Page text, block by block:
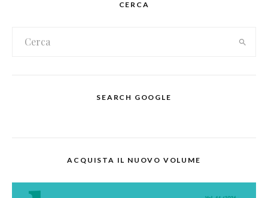
CERCA
SEARCH GOOGLE
ACQUISTA IL NUOVO VOLUME